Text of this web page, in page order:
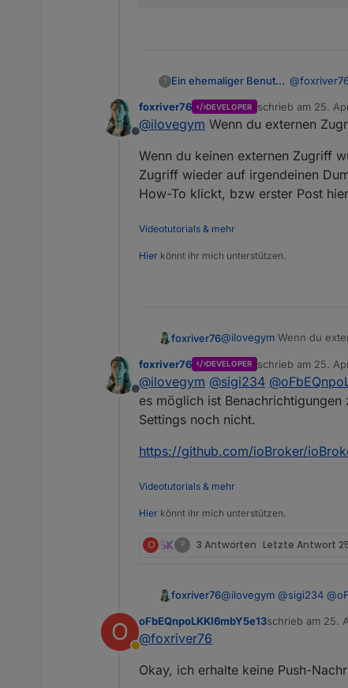
? Ein ehemaliger Benutzer @
das ist
App
2024-
Offline
foxriver76 DEVELOPER schrieb am 25.
zuletzt editiert von
@ilovegym Wenn du externen
Wenn du keinen externen Zugriff
Zugriff wieder auf irgendeinen
How-To klickt, bzw erster Post
Videotutorials & mehr
Hier könnt ihr mich unterstützen.
foxriver76@ilovegym Wenn du
Wenn du keinen
Zugriff wieder auf
How-To klickt, bzw
Offline
foxriver76 DEVELOPER schrieb am 25.
zuletzt editiert von
@ilovegym @sigi234 @
es möglich ist
Settings noch nicht.
https://github.com/ioBroker/
Videotutorials & mehr
Hier könnt ihr mich unterstützen.
O ? 3 Antworten Letzte Antwort
foxriver76@ilovegym @sigi234 @
noch nicht.
https://github.com/
O
Abwesend
oFbEQnpoLKKl6mbY5e13schrieb am 25.
zuletzt editiert
@foxriver76
Okay, ich erhalte keine Push-